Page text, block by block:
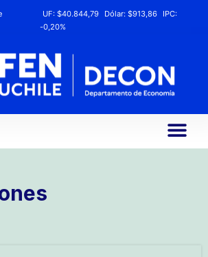
UF: $40.844,79 Dólar: $913,86
IPC:
-0,20%